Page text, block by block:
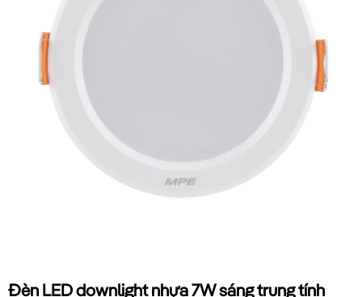
Đèn LED downlight nhựa 7W sáng trung tính